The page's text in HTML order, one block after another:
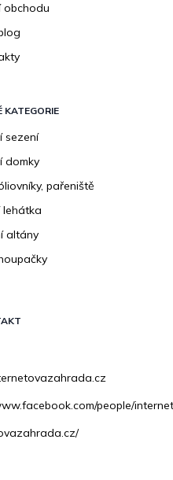
obchodu
KATEGORIE
sezení
domky
pařeniště
lehátka
altány
people/